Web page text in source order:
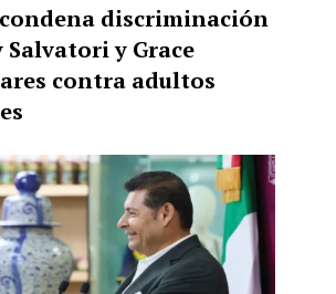
condena discriminación
Salvatori y Grace
contra adultos